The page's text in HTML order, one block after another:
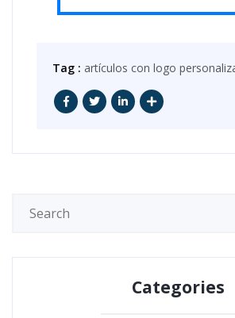
Tag : artículos con logo
Categories